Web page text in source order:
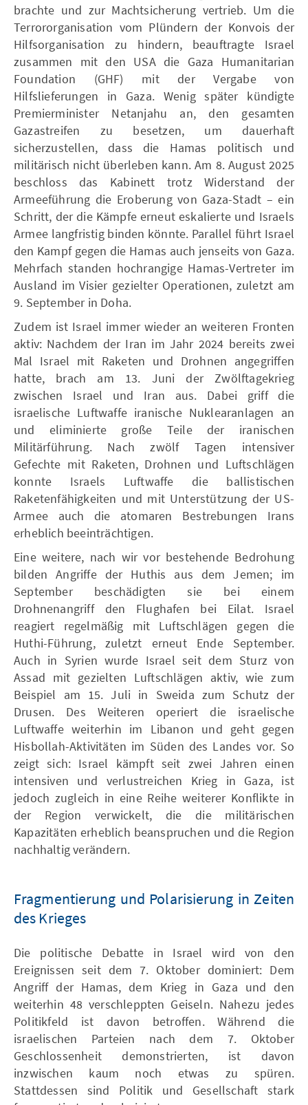
brachte und zur Machtsicherung vertrieb. Um die
Terrororganisation vom Plündern der Konvois der
Hilfsorganisation zu hindern, beauftragte Israel
zusammen mit den USA die Gaza Humanitarian
Foundation (GHF) mit der Vergabe von
Hilfslieferungen in Gaza. Wenig später kündigte
Premierminister Netanjahu an, den gesamten
Gazastreifen zu besetzen, um dauerhaft
sicherzustellen, dass die Hamas politisch und
militärisch nicht überleben kann. Am 8. August 2025
beschloss das Kabinett trotz Widerstand der
Armeeführung die Eroberung von Gaza-Stadt – ein
Schritt, der die Kämpfe erneut eskalierte und Israels
Armee langfristig binden könnte. Parallel führt Israel
den Kampf gegen die Hamas auch jenseits von Gaza.
Mehrfach standen hochrangige Hamas-Vertreter im
Ausland im Visier gezielter Operationen, zuletzt am
9. September in Doha.
Zudem ist Israel immer wieder an weiteren Fronten
aktiv: Nachdem der Iran im Jahr 2024 bereits zwei
Mal Israel mit Raketen und Drohnen angegriffen
hatte, brach am 13. Juni der Zwölftagekrieg
zwischen Israel und Iran aus. Dabei griff die
israelische Luftwaffe iranische Nuklearanlagen an
und eliminierte große Teile der iranischen
Militärführung. Nach zwölf Tagen intensiver
Gefechte mit Raketen, Drohnen und Luftschlägen
konnte Israels Luftwaffe die ballistischen
Raketenfähigkeiten und mit Unterstützung der US-
Armee auch die atomaren Bestrebungen Irans
erheblich beeinträchtigen.
Eine weitere, nach wir vor bestehende Bedrohung
bilden Angriffe der Huthis aus dem Jemen; im
September beschädigten sie bei einem
Drohnenangriff den Flughafen bei Eilat. Israel
reagiert regelmäßig mit Luftschlägen gegen die
Huthi-Führung, zuletzt erneut Ende September.
Auch in Syrien wurde Israel seit dem Sturz von
Assad mit gezielten Luftschlägen aktiv, wie zum
Beispiel am 15. Juli in Sweida zum Schutz der
Drusen. Des Weiteren operiert die israelische
Luftwaffe weiterhin im Libanon und geht gegen
Hisbollah-Aktivitäten im Süden des Landes vor. So
zeigt sich: Israel kämpft seit zwei Jahren einen
intensiven und verlustreichen Krieg in Gaza, ist
jedoch zugleich in eine Reihe weiterer Konflikte in
der Region verwickelt, die die militärischen
Kapazitäten erheblich beanspruchen und die Region
nachhaltig verändern.
Fragmentierung und Polarisierung in Zeiten
des Krieges
Die politische Debatte in Israel wird von den
Ereignissen seit dem 7. Oktober dominiert: Dem
Angriff der Hamas, dem Krieg in Gaza und den
weiterhin 48 verschleppten Geiseln. Nahezu jedes
Politikfeld ist davon betroffen. Während die
israelischen Parteien nach dem 7. Oktober
Geschlossenheit demonstrierten, ist davon
inzwischen kaum noch etwas zu spüren.
Stattdessen sind Politik und Gesellschaft stark